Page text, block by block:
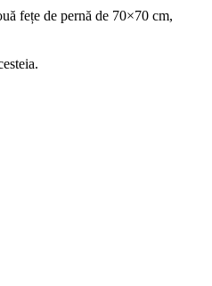
fețe de pernă de 70×70 cm,